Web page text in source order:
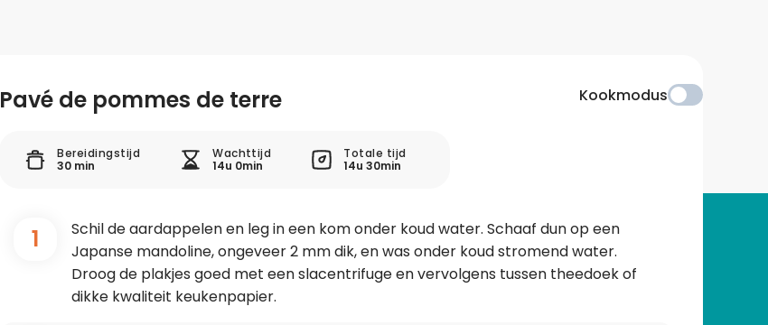
Pavé de pommes de terre Kookmodus
Bereidingstijd
30 min
Wachttijd
14u 0min
Totale tijd
14u 30min
1
Schil de aardappelen en leg in een kom onder koud water. Schaaf dun op een
Japanse mandoline, ongeveer 2 mm dik, en was onder koud stromend water.
Droog de plakjes goed met een slacentrifuge en vervolgens tussen theedoek of
dikke kwaliteit keukenpapier.